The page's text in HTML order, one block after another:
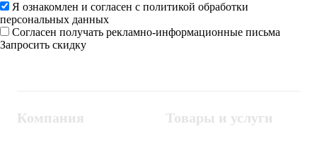
Я ознакомлен и согласен с политикой обработки
персональных данных
Согласен получать рекламно-информационные письма
Запросить скидку
Компания Товары и услуги